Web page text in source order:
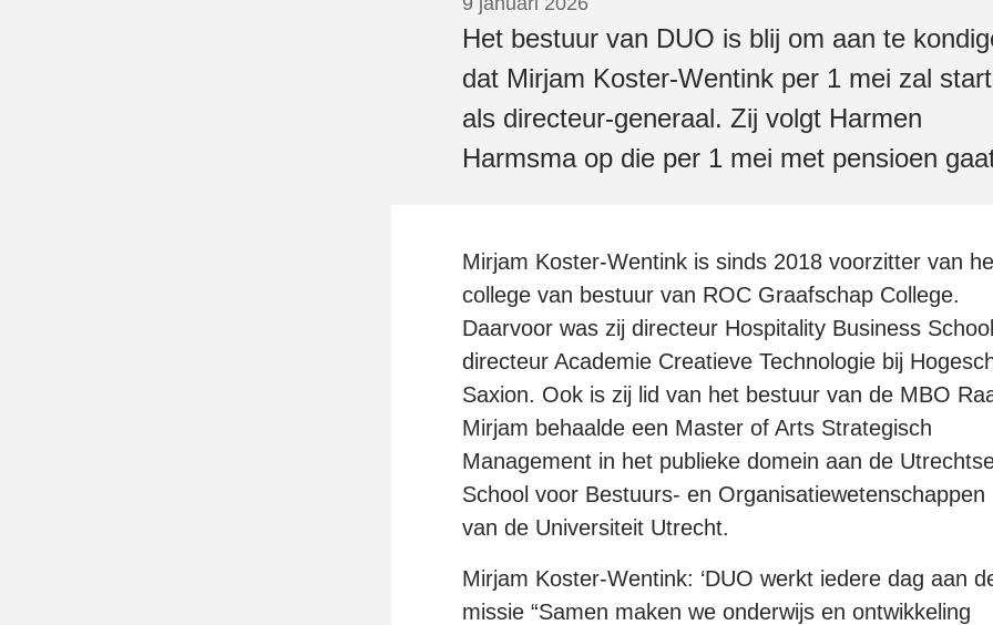
Het bestuur van DUO is blij om aan te
dat Mirjam Koster-Wentink per 1 mei zal
als directeur-generaal. Zij volgt Harmen
Harmsma op die per 1 mei met pensioen
Mirjam Koster-Wentink is sinds 2018 voorzitter van
college van bestuur van ROC Graafschap College.
Daarvoor was zij directeur Hospitality Business
directeur Academie Creatieve Technologie bij
Saxion. Ook is zij lid van het bestuur van de MBO
Mirjam behaalde een Master of Arts Strategisch
Management in het publieke domein aan de
School voor Bestuurs- en Organisatiewetenschappen
van de Universiteit Utrecht.
Mirjam Koster-Wentink: ‘DUO werkt iedere dag aan
missie “Samen maken we onderwijs en ontwikkeling